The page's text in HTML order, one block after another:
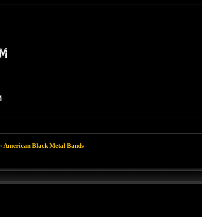
›American Black Metal Bands